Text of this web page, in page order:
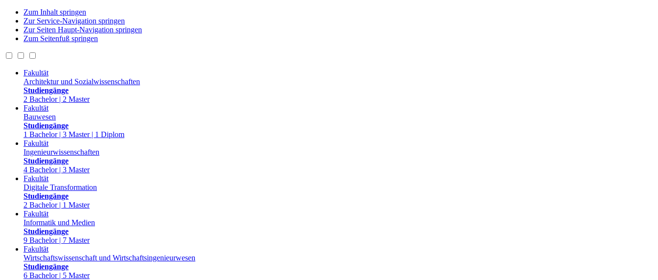
Zum Inhalt springen
Zur Service-Navigation springen
Zur Seiten Haupt-Navigation springen
Zum Seitenfuß springen
Fakultät
Architektur und Sozialwissenschaften
Studiengänge
2 Bachelor | 2 Master
Fakultät
Bauwesen
Studiengänge
1 Bachelor | 3 Master | 1 Diplom
Fakultät
Ingenieurwissenschaften
Studiengänge
4 Bachelor | 3 Master
Fakultät
Digitale Transformation
Studiengänge
2 Bachelor | 1 Master
Fakultät
Informatik und Medien
Studiengänge
9 Bachelor | 7 Master
Fakultät
Wirtschaftswissenschaft und Wirtschaftsingenieurwesen
Studiengänge
6 Bachelor | 5 Master